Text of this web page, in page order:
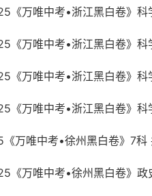
《万唯中考•浙江黑白卷》
《万唯中考•浙江黑白卷》
《万唯中考•浙江黑白卷》
《万唯中考•浙江黑白卷》
万唯中考•徐州黑白卷》7
《万唯中考•徐州黑白卷》